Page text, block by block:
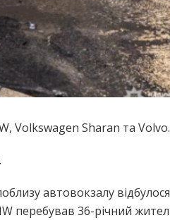
Volkswagen Sharan та Volvo.
автовокзалу відбулося
перебував 36-річний